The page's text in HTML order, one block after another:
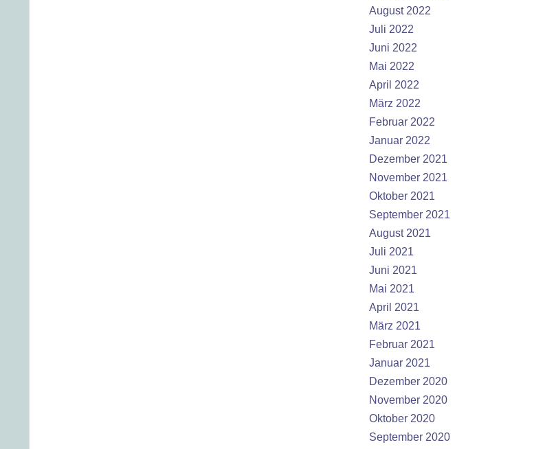
August 2022
Juli 2022
Juni 2022
Mai 2022
April 2022
März 2022
Februar 2022
Januar 2022
Dezember 2021
November 2021
Oktober 2021
September 2021
August 2021
Juli 2021
Juni 2021
Mai 2021
April 2021
März 2021
Februar 2021
Januar 2021
Dezember 2020
November 2020
Oktober 2020
September 2020